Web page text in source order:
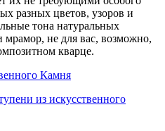
разных цветов, узоров и
тона натуральных
мрамор, не для вас, возможно,
кварце.